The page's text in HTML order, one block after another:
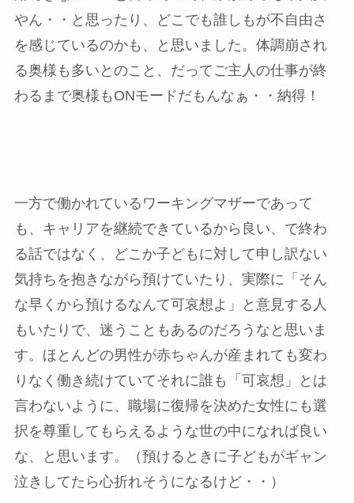
やん・・と思ったり、どこでも誰しもが不自由さ
を感じているのかも、と思いました。体調崩され
る奥様も多いとのこと、だってご主人の仕事が終
わるまで奥様もONモードだもんなぁ・・納得！
一方で働かれているワーキングマザーであって
も、キャリアを継続できているから良い、で終わ
る話ではなく、どこか子どもに対して申し訳ない
気持ちを抱きながら預けていたり、実際に「そん
な早くから預けるなんて可哀想よ」と意見する人
もいたりで、迷うこともあるのだろうなと思いま
す。ほとんどの男性が赤ちゃんが産まれても変わ
りなく働き続けていてそれに誰も「可哀想」とは
言わないように、職場に復帰を決めた女性にも選
択を尊重してもらえるような世の中になれば良い
な、と思います。（預けるときに子どもがギャン
泣きしてたら心折れそうになるけど・・）